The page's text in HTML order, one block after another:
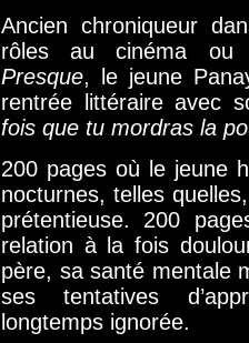
Ancien chroniqueur
rôles au cinéma ou
Presque, le jeune
rentrée littéraire avec
fois que tu mordras la
200 pages où le jeune
nocturnes, telles
prétentieuse. 200
relation à la fois
père, sa santé mentale
ses tentatives
longtemps ignorée.